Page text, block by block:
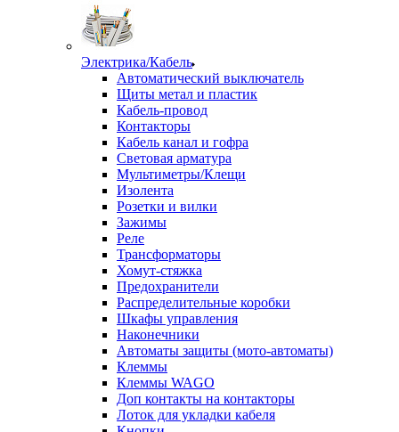
Электрика/Кабель
Автоматический выключатель
Щиты метал и пластик
Кабель-провод
Контакторы
Кабель канал и гофра
Световая арматура
Мультиметры/Клещи
Изолента
Розетки и вилки
Зажимы
Реле
Трансформаторы
Хомут-стяжка
Предохранители
Распределительные коробки
Шкафы управления
Наконечники
Автоматы защиты (мото-автоматы)
Клеммы
Клеммы WAGO
Доп контакты на контакторы
Лоток для укладки кабеля